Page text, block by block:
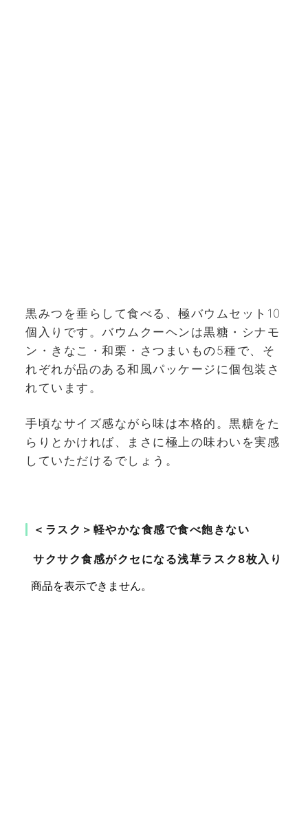
黒みつを垂らして食べる、極バウムセット10
個入りです。バウムクーヘンは黒糖・シナモ
ン・きなこ・和栗・さつまいもの5種で、そ
れぞれが品のある和風パッケージに個包装さ
れています。
手頃なサイズ感ながら味は本格的。黒糖をた
らりとかければ、まさに極上の味わいを実感
していただけるでしょう。
＜ラスク＞軽やかな食感で食べ飽きない
サクサク食感がクセになる浅草ラスク8枚入り